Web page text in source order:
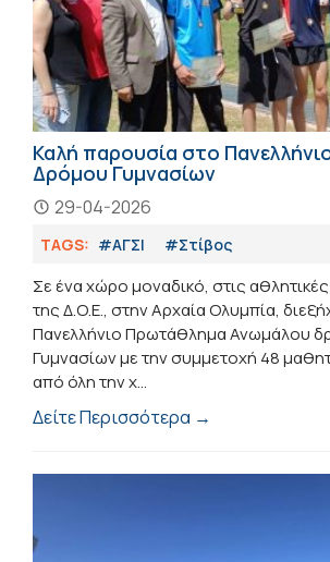
Καλή παρουσία στο
Δρόμου Γυμνασίων
29-04-2026
TAGS: #ΑΓΣΙ #Στίβος
Σε ένα χώρο μοναδικό, στις
της Δ.Ο.Ε., στην Αρχαία Ολυμπία,
Πανελλήνιο Πρωτάθλημα Ανωμάλου
Γυμνασίων με την συμμετοχή 48
από όλη την χ...
Δείτε Περισσότερα →